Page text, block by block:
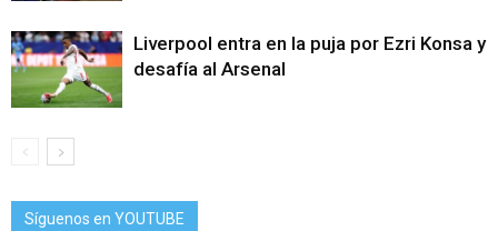
Liverpool entra en la puja por Ezri Konsa y
desafía al Arsenal
Síguenos en YOUTUBE